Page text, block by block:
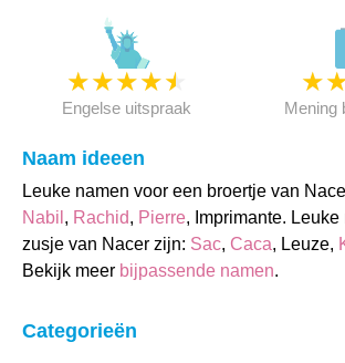
★★★★★
Engelse uitspraak
★
Mening
Naam ideeen
Leuke namen voor een broertje van
Nabil , Rachid, Pierre, Imprimante.
zusje van Nacer zijn: Sac, Caca, Leuze,
Bekijk meer bijpassende namen.
Categorieën